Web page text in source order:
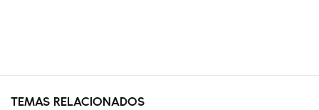
TEMAS RELACIONADOS